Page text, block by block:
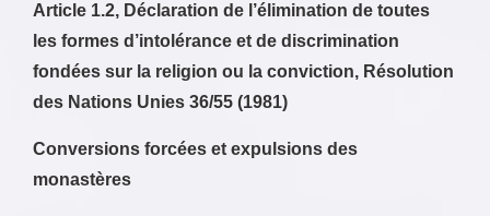
Article 1.2, Déclaration de l’élimination de toutes
les formes d’intolérance et de discrimination
fondées sur la religion ou la conviction, Résolution
des Nations Unies 36/55 (1981)
Conversions forcées et expulsions des
monastères